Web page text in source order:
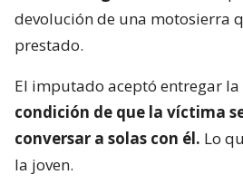
devolución de una motosierra
prestado.
El imputado aceptó entregar la
condición de que la víctima
conversar a solas con él. Lo
la joven.